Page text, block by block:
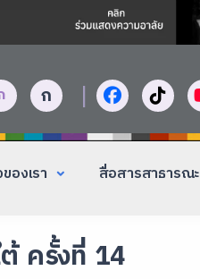
ก |
องเรา สื่อสารสาธารณะ
ครั้งที่ 14